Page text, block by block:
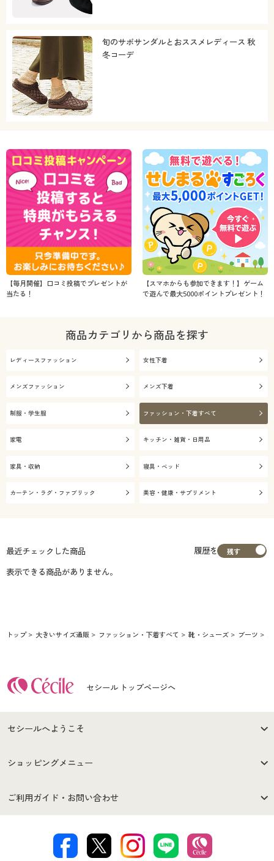
旬のサボサンダルとおススメレディース 秋
冬コーデ
【毎月開催】口コミ投稿でプレゼントが
当たる！
【スマホからも参加できます！】ゲーム
で遊んで最大5000ポイントプレゼント！
商品カテゴリから商品を探す
レディースファッション 女性下着
メンズファッション メンズ下着
制服・学生服 ファッション・下着すべて
家電 キッチン・雑貨・日用品
家具・収納 寝具・ベッド
カーテン・ラグ・ファブリック 美容・健康・サプリメント
最近チェックした商品
履歴を
表示できる商品がありません。
トップ 大きいサイズ通販 ファッション・下着すべて 靴・シューズ ブーツ
セシール トップページへ
セシールへようこそ
はじめての方へ
セシールご利用規約
著作権・商標について 会社案内
ショッピングメニュー
商品カテゴリ
ご利用ガイド・お問い合わせ